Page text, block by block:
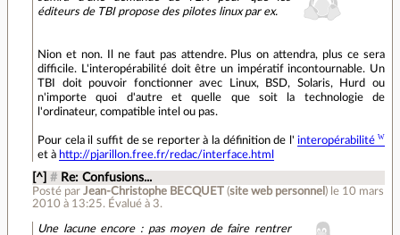
éditeurs de TBI propose des pilotes linux par ex.
Nion et non. Il ne faut pas attendre. Plus on attendra, plus ce sera
difficile. L'interopérabilité doit être un impératif incontournable. Un
TBI doit pouvoir fonctionner avec Linux, BSD, Solaris, Hurd ou
n'importe quoi d'autre et quelle que soit la technologie de
l'ordinateur, compatible intel ou pas.
Pour cela il suffit de se reporter à la définition de l'interopérabilité
et à http://pjarillon.free.fr/redac/interface.html
[^] # Re: Confusions...
Posté parJean-Christophe BECQUET (site web personnel ) le 10 mars
2010 à 13:25. Évalué à 3.
Une lacune encore : pas moyen de faire rentrer